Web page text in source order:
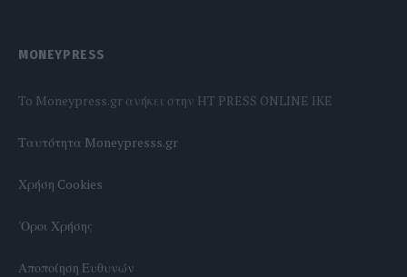
MONEYPRESS
To Moneypress.gr ανήκει στην HT PRESS ONLINE IKE
Tαυτότητα Moneypresss.gr
Χρήση Cookies
'Οροι Χρήσης
Αποποίηση Ευθυνών